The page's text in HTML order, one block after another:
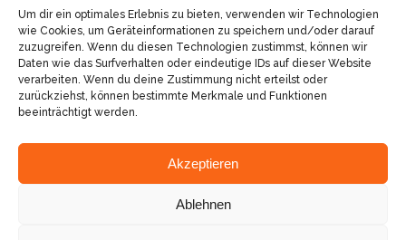
Um dir ein optimales Erlebnis zu bieten, verwenden wir Technologien
wie Cookies, um Geräteinformationen zu speichern und/oder darauf
zuzugreifen. Wenn du diesen Technologien zustimmst, können wir
Daten wie das Surfverhalten oder eindeutige IDs auf dieser Website
verarbeiten. Wenn du deine Zustimmung nicht erteilst oder
zurückziehst, können bestimmte Merkmale und Funktionen
beeinträchtigt werden.
Akzeptieren
Ablehnen
© Sven Pfister, Geminus 3D
Impressum/Datenschutz